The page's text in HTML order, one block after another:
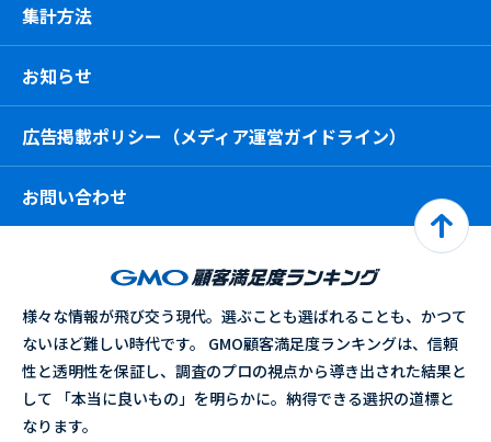
集計方法
お知らせ
広告掲載ポリシー（メディア運営ガイドライン）
お問い合わせ
様々な情報が飛び交う現代。選ぶことも選ばれることも、かつて
ないほど難しい時代です。 GMO顧客満足度ランキングは、信頼
性と透明性を保証し、調査のプロの視点から導き出された結果と
して 「本当に良いもの」を明らかに。納得できる選択の道標と
なります。